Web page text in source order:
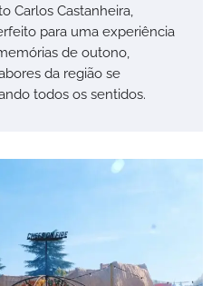
Carlos Castanheira,
para uma experiência
de outono,
da região se
todos os sentidos.